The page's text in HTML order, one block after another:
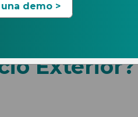
las Reglas
Exterior?
demo >